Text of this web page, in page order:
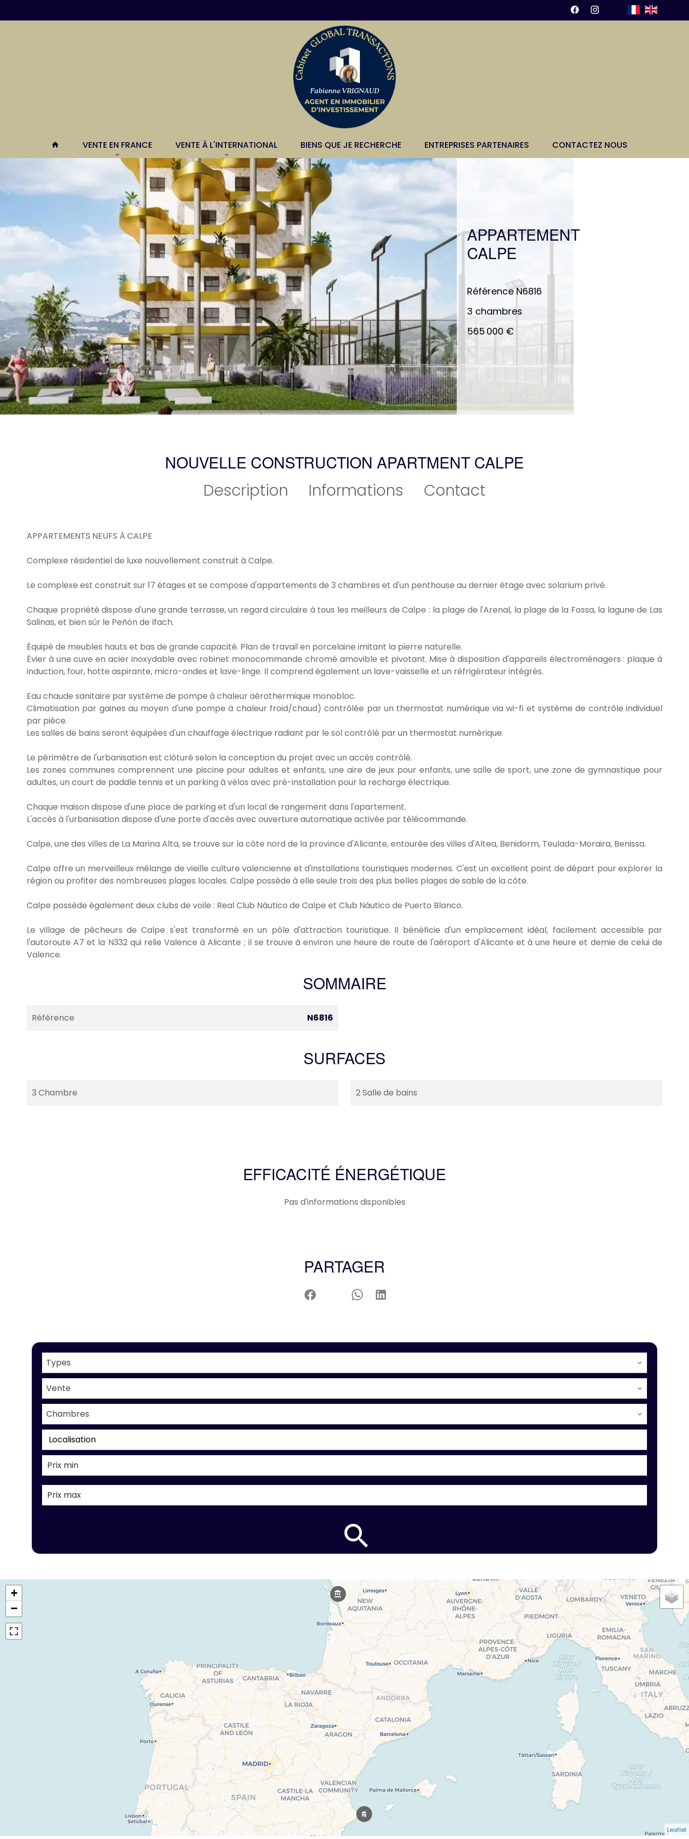
VENTE EN FRANCE VENTE À L'INTERNATIONAL BIENS QUE JE RECHERCHE ENTREPRISES PARTENAIRES CONTACTEZ NOUS
APPARTEMENT
CALPE
RéférenceN6816
3 chambres
565 000 €
NOUVELLE CONSTRUCTION APARTMENT CALPE
Description Informations Contact
APPARTEMENTS NEUFS À CALPE
Complexe résidentiel de luxe nouvellement construit à Calpe.
Le complexe est construit sur 17 étages et se compose d'appartements de 3 chambres et d'un penthouse au dernier étage avec solarium privé.
Chaque propriété dispose d'une grande terrasse, un regard circulaire à tous les meilleurs de Calpe : la plage de l'Arenal, la plage de la Fossa, la lagune de Las
Salinas, et bien sûr le Peñón de Ifach.
Équipé de meubles hauts et bas de grande capacité. Plan de travail en porcelaine imitant la pierre naturelle.
Évier à une cuve en acier inoxydable avec robinet monocommande chromé amovible et pivotant. Mise à disposition d'appareils électroménagers : plaque à
induction, four, hotte aspirante, micro-ondes et lave-linge. Il comprend également un lave-vaisselle et un réfrigérateur intégrés.
Eau chaude sanitaire par système de pompe à chaleur aérothermique monobloc.
Climatisation par gaines au moyen d'une pompe à chaleur froid/chaud) contrôlée par un thermostat numérique via wi-fi et système de contrôle individuel
par pièce.
Les salles de bains seront équipées d'un chauffage électrique radiant par le sol contrôlé par un thermostat numérique.
Le périmètre de l'urbanisation est clôturé selon la conception du projet avec un accès contrôlé.
Les zones communes comprennent une piscine pour adultes et enfants, une aire de jeux pour enfants, une salle de sport, une zone de gymnastique pour
adultes, un court de paddle tennis et un parking à vélos avec pré-installation pour la recharge électrique.
Chaque maison dispose d'une place de parking et d'un local de rangement dans l'apartement.
L'accès à l'urbanisation dispose d'une porte d'accès avec ouverture automatique activée par télécommande.
Calpe, une des villes de La Marina Alta, se trouve sur la côte nord de la province d'Alicante, entourée des villes d'Altea, Benidorm, Teulada-Moraira, Benissa.
Calpe offre un merveilleux mélange de vieille culture valencienne et d'installations touristiques modernes. C'est un excellent point de départ pour explorer la
région ou profiter des nombreuses plages locales. Calpe possède à elle seule trois des plus belles plages de sable de la côte.
Calpe possède également deux clubs de voile : Real Club Náutico de Calpe et Club Náutico de Puerto Blanco.
Le village de pêcheurs de Calpe s'est transformé en un pôle d'attraction touristique. Il bénéficie d'un emplacement idéal, facilement accessible par
l'autoroute A7 et la N332 qui relie Valence à Alicante ; il se trouve à environ une heure de route de l'aéroport d'Alicante et à une heure et demie de celui de
Valence.
SOMMAIRE
Référence N6816
SURFACES
3 Chambre 2 Salle de bains
EFFICACITÉ ÉNERGÉTIQUE
Pas d'informations disponibles
PARTAGER
Types
Vente
Chambres
Localisation
+
−
Leaflet